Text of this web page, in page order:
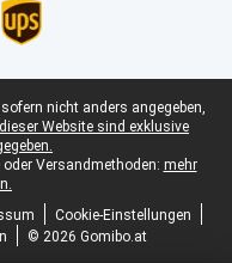
nicht anders angegeben,
Website sind exklusive
Versandmethoden: mehr
Cookie-Einstellungen
© 2026 Gomibo.at